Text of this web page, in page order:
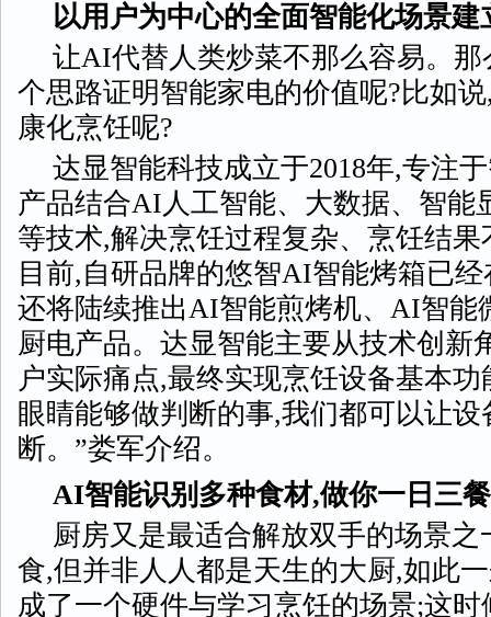
以用户为中心的全面智能化场景建
让AI代替人类炒菜不那么容易。
个思路证明智能家电的价值呢?比如
康化烹饪呢?
达显智能科技成立于2018年,专注
产品结合AI人工智能、大数据、智能
等技术,解决烹饪过程复杂、烹饪结
目前,自研品牌的悠智AI智能烤箱已
还将陆续推出AI智能煎烤机、AI智能
厨电产品。达显智能主要从技术创新
户实际痛点,最终实现烹饪设备基本
眼睛能够做判断的事,我们都可以让设
断。”娄军介绍。
AI智能识别多种食材,做你一日三
厨房又是最适合解放双手的场景
食,但并非人人都是天生的大厨,如此
成了一个硬件与学习烹饪的场景;这